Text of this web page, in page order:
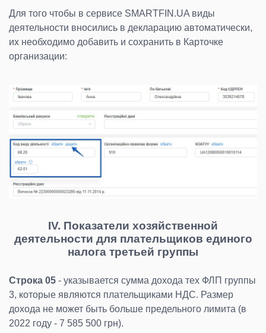
Для того чтобы в сервисе SMARTFIN.UA виды
деятельности вносились в декларацию автоматически,
их необходимо добавить и сохранить в Карточке
организации:
IV. Показатели хозяйственной
деятельности для плательщиков единого
налога третьей группы
Строка 05 - указывается сумма дохода тех ФЛП группы
3, которые являются плательщиками НДС. Размер
дохода не может быть больше предельного лимита (в
2022 году - 7 585 500 грн).